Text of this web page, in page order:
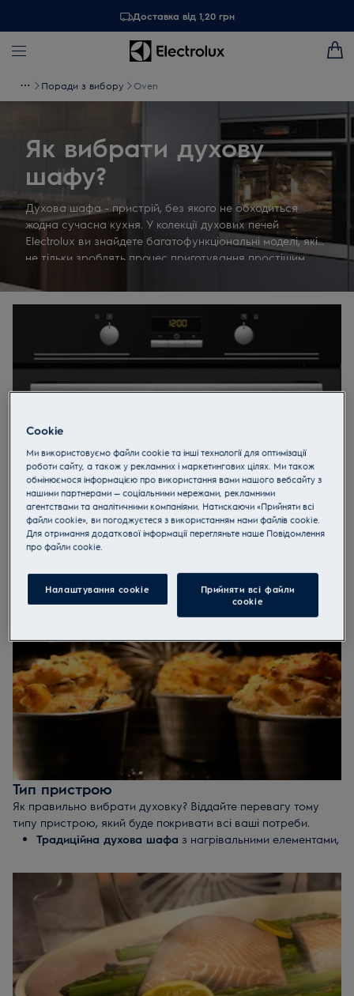
Доставка від 1,20 грн
Поради з вибору Oven
Як вибрати духову
шафу?
Духова шафа - пристрій, без якого не обходиться
жодна сучасна кухня. У колекції духових печей
Electrolux ви знайдете багатофункціональні моделі, які
не тільки зроблять процес приготування простішим,
вибрати духовку? Дотримуйтесь наших порад, щоб
знати, на які параметри варто звертати увагу в першу
Визначтеся з розміром
Габарити духових шаф можуть бути різними, тому у виборі
орієнтуйтеся на кількість вільного простору у вас на кухні.
У лінійці духових шаф бренду ви знайдете як
повногабаритні, так і компактні прист
Повногабаритні духовки
шириною 60 сантиметрів -
стандарт, який ідеально вписується в кухню будь-яких
розмірів. Але всередині вас чекає на 25% більше
простору, ніж у стандартних моделей, доступних на
ринку. Обсяг духової камери - 74 літри, 9 рівнів
розташування дек - все це дозволяє вам готувати
більше страв за один раз.
Компактні духовки
- оптимальне рішення при
обмеженому просторі кухні. Пристрій надає
повноцінний набір функцій, включаючи приготування
на пару, але при цьому займає набагато менше місця
Тип пристрою
Як правильно вибрати духовку? Віддайте перевагу тому
типу пристрою, який буде покривати всі ваші потреби.
Традиційна духова шафа з нагрівальними елементами,
оптимальний варіант, якщо запікаєте нечасто і готуєте
прості страви.
Комбіновані духові шафи- пристрої, які поєднують в
собі функції духовки і мікрохвильовки. Хороший вибір
при обмеженому просторі на кухні.
Багатофункціональні духовки
з функцією пари.
Оснащені конвекцією, додатковими пристроями
(термодатчиками), функціями грилю і розморожування.
Cookie
Ми використовуємо файли cookie та інші технології для оптимізації
роботи сайту, а також у рекламних і маркетингових цілях. Ми також
обмінюємося інформацією про використання вами нашого вебсайту з
нашими партнерами — соціальними мережами, рекламними
агентствами та аналітичними компаніями. Натискаючи «Прийняти всі
файли cookie», ви погоджуєтеся з використанням нами файлів cookie.
Для отримання додаткової інформації перегляньте наше Пoвідомлення
прo файли cookie.
Налаштування cookie
Прийняти всі файли
сookie